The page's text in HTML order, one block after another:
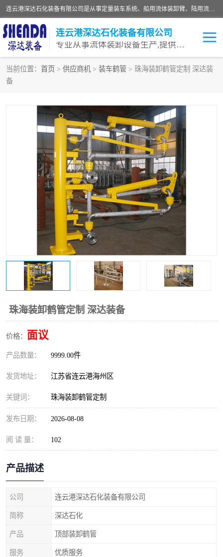
连云港深达石化装备有限公司是从事定量装车系统、船用流体装卸臂、陆用流体装卸臂（鹤管）、活动梯、钢构平台等全系列流体装卸设备的设计、制造、销售以及服务的专业供应商。公司始终以客户为中心，密切跟踪国内外油气储运及装卸设备先进技术的发展，以先进的技术、优质的产品、一流的服务，满足客户需求。
连云港深达石化装备有限公司
专业从事流体装卸设备生产,提供全面解决方案，生产与定制服务
当前位置： 首页 > 供应商机 > 装车鹤管 > 珠海装卸鹤管定制 深达装
备
珠海装卸鹤管定制 深达装备
价格： 面议
产品数量： 9999.00件
发货地址： 江苏省连云港海州区
关键词： 珠海装卸鹤管定制
发布日期： 2026-08-08
阅 读 量： 102
产品描述
公司 连云港深达石化装备有限公司
简称 深达石化
产品 顶部装卸鹤管
服务 优质服务
卸车鹤管 LNG鹤管
液氨装鹤管 潜油泵鹤管
流体装卸臂 输油臂
撬装鹤管 汽车鹤管
火车鹤管